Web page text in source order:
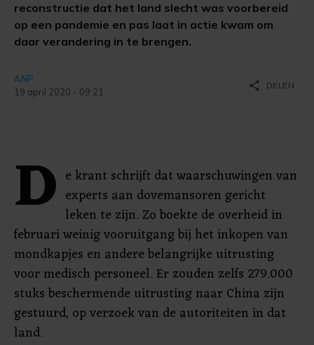
reconstructie dat het land slecht was voorbereid
op een pandemie en pas laat in actie kwam om
daar verandering in te brengen.
ANP
19 april 2020 - 09:21
share DELEN
D e krant schrijft dat waarschuwingen van
experts aan dovemansoren gericht
leken te zijn. Zo boekte de overheid in
februari weinig vooruitgang bij het inkopen van
mondkapjes en andere belangrijke uitrusting
voor medisch personeel. Er zouden zelfs 279.000
stuks beschermende uitrusting naar China zijn
gestuurd, op verzoek van de autoriteiten in dat
land.